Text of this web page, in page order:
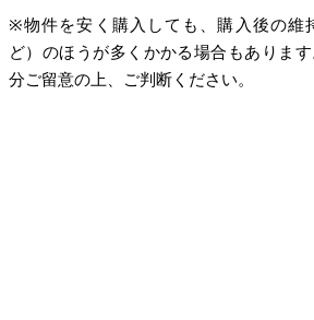
※物件を安く購入しても、購入後の維
ど）のほうが多くかかる場合もありま
分ご留意の上、ご判断ください。